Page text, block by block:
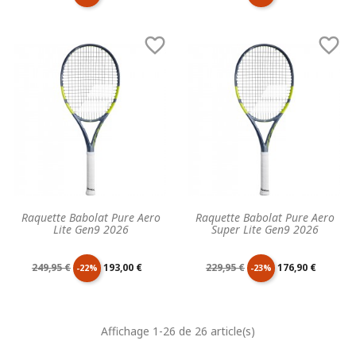
Raquette Babolat Pure Aero
Lite Gen9 2026

Prix
249,95 € -22% Prix
193,00 €
Raquette Babolat Pure Aero
Super Lite Gen9 2026

Prix
229,95 € -23% Prix
176,90 €
Affichage 1-26 de 26 article(s)